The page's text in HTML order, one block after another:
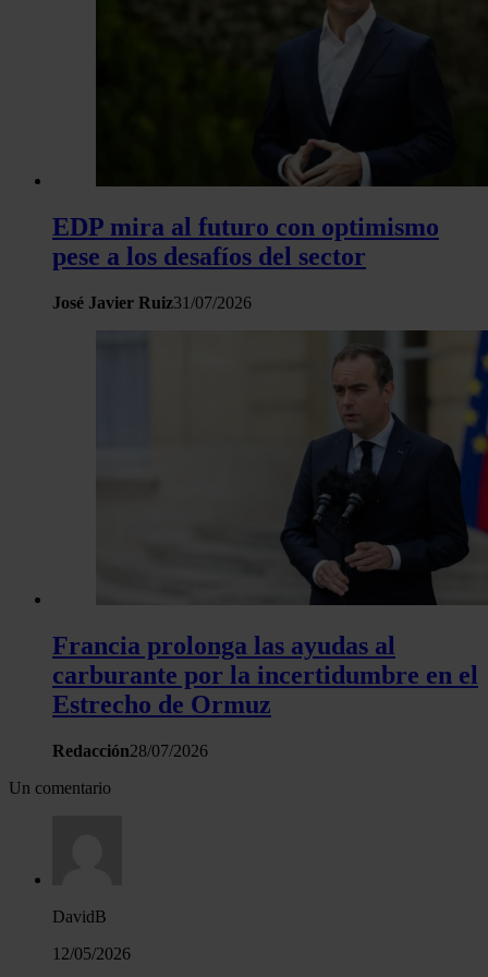
EDP mira al futuro con optimismo
pese a los desafíos del sector
José Javier Ruiz31/07/2026
Francia prolonga las ayudas al
carburante por la incertidumbre en el
Estrecho de Ormuz
Redacción28/07/2026
Un comentario
DavidB
12/05/2026